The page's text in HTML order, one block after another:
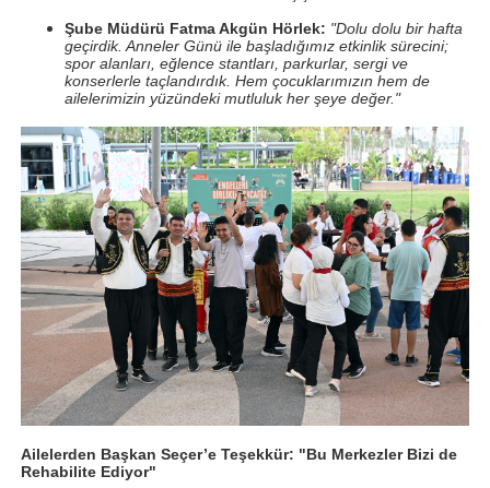
Şube Müdürü Fatma Akgün Hörlek: "Dolu dolu bir hafta
geçirdik. Anneler Günü ile başladığımız etkinlik sürecini;
spor alanları, eğlence stantları, parkurlar, sergi ve
konserlerle taçlandırdık. Hem çocuklarımızın hem de
ailelerimizin yüzündeki mutluluk her şeye değer."
Ailelerden Başkan Seçer’e Teşekkür: "Bu Merkezler Bizi de
Rehabilite Ediyor"